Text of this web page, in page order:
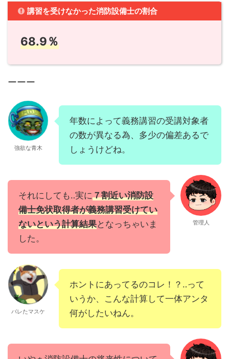
講習を受けなかった消防設備士の割合
68.9％
ーーー
強欲な青木
年数によって義務講習の受講対象者
の数が異なる為、多少の偏差あるで
しょうけどね。
それにしても‥実に７割近い消防設
備士免状取得者が義務講習受けてい
ないという計算結果となっちゃいま
した。
管理人
バレたマスケ
ホントにあってるのコレ！？‥って
いうか、こんな計算して一体アンタ
何がしたいねん。